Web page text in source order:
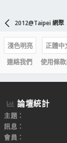
2012@Taipei 網聚
淺色明亮
正體中
連絡我們
使用條
論壇統計
主題
訊息
會員